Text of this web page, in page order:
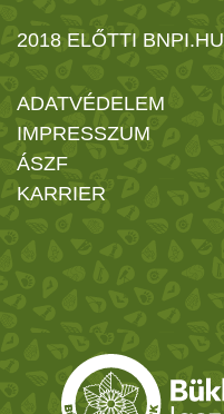
2018 ELŐTTI BNPI.HU
ADATVÉDELEM
IMPRESSZUM
ÁSZF
KARRIER